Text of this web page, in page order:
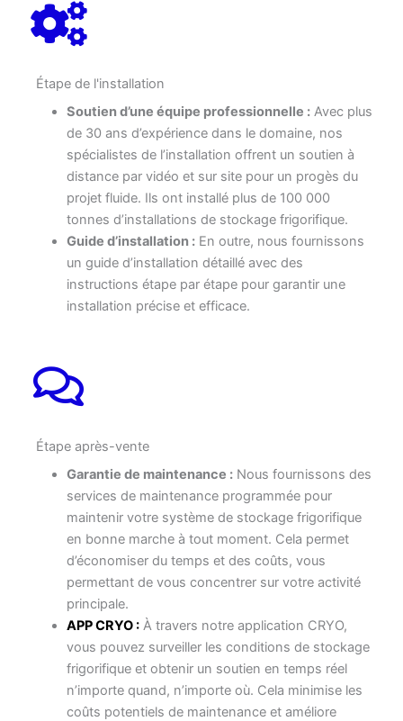
Étape de l'installation
Soutien d’une équipe professionnelle :Avec plus
de 30 ans d’expérience dans le domaine, nos
spécialistes de l’installation offrent un soutien à
distance par vidéo et sur site pour un progès du
projet fluide. Ils ont installé plus de 100 000
tonnes d’installations de stockage frigorifique.
Guide d’installation :En outre, nous fournissons
un guide d’installation détaillé avec des
instructions étape par étape pour garantir une
installation précise et efficace.
Étape après-vente
Garantie de maintenance :Nous fournissons des
services de maintenance programmée pour
maintenir votre système de stockage frigorifique
en bonne marche à tout moment. Cela permet
d’économiser du temps et des coûts, vous
permettant de vous concentrer sur votre activité
principale.
APP CRYO :À travers notre application CRYO,
vous pouvez surveiller les conditions de stockage
frigorifique et obtenir un soutien en temps réel
n’importe quand, n’importe où. Cela minimise les
coûts potentiels de maintenance et améliore